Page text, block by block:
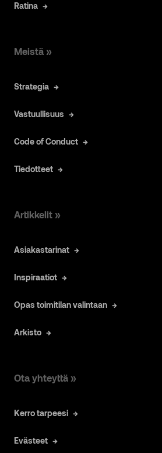
Ratina
Meistä »
Strategia
Vastuullisuus
Code of Conduct
Tiedotteet
Artikkelit »
Asiakastarinat
Inspiraatiot
Opas toimitilan valintaan
Arkisto
Ota yhteyttä »
Kerro tarpeesi
Evästeet